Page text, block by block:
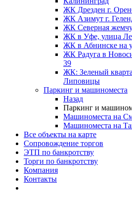
ЖК Дрезден г.
ЖК Азимут г.
ЖК Северная
ЖК в Уфе, улица
ЖК в Абнинске на
ЖК Радуга в
39
ЖК: Зеленый
Липовицы
Паркинг и машиноместа
Назад
Паркинг и
Машиноместа на
Машиноместа на
Все объекты на карте
Сопровождение торгов
ЭТП по банкротству
Торги по банкротству
Компания
Контакты